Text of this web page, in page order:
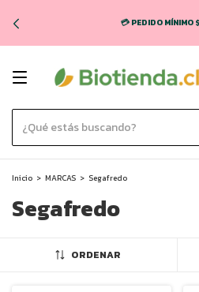
💳 PEDIDO
Inicio > MARCAS > Segafredo
Segafredo
ORDENAR